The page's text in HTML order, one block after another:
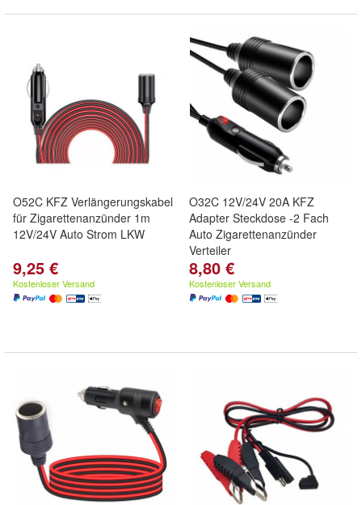
O52C KFZ Verlängerungskabel
für Zigarettenanzünder 1m
12V/24V Auto Strom LKW
9,25 €
Kostenloser Versand
O32C 12V/24V 20A KFZ
Adapter Steckdose -2 Fach
Auto Zigarettenanzünder
Verteiler
8,80 €
Kostenloser Versand